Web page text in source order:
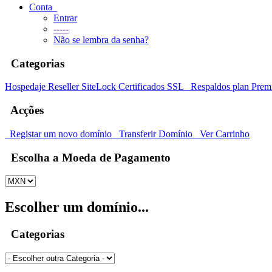
Conta
Entrar
-----
Não se lembra da senha?
Categorias
Hospedaje Reseller SiteLock Certificados SSL Respaldos plan
Acções
Registar um novo domínio Transferir Domínio Ver Carrinho
Escolha a Moeda de Pagamento
Escolher um domínio...
Categorias